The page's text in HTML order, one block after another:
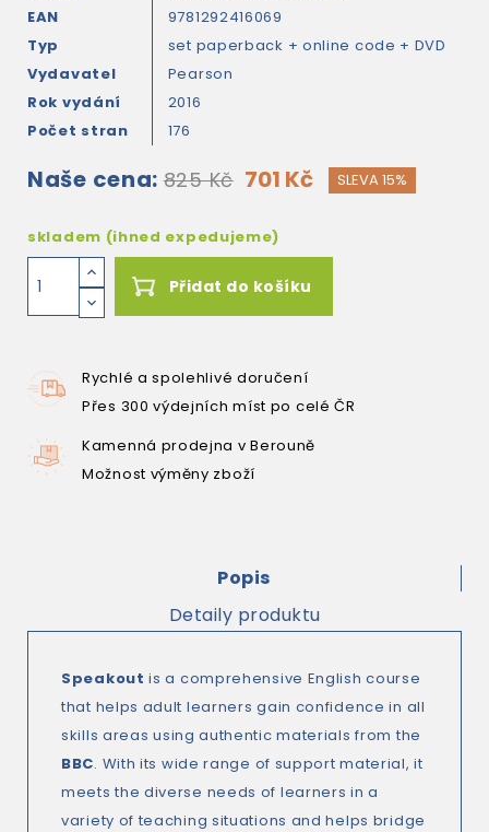
EAN
9781292416069
Typ
set paperback + online code + DVD
Vydavatel
Pearson
Rok vydání
2016
Počet stran
176
Naše cena: 825 Kč 701 Kč SLEVA 15%
skladem (ihned expedujeme)
Přidat do košíku
Rychlé a spolehlivé doručení
Přes 300 výdejních míst po celé ČR
Kamenná prodejna v Berouně
Možnost výměny zboží
Popis
Detaily produktu
Speakoutis a comprehensive English course
that helps adult learners gain confidence in all
skills areas using authentic materials from the
BBC. With its wide range of support material, it
meets the diverse needs of learners in a
variety of teaching situations and helps bridge